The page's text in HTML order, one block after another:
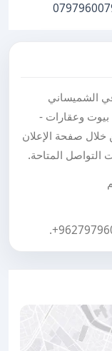
الشميساني
وعقارات -
خلال صفحة الإعلان
التواصل المتاحة.
.